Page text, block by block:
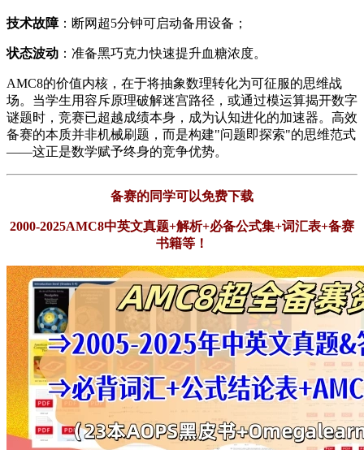
​技术故障​​：断网超5分钟可启动备用设备；
​状态波动​ ​：准备黑巧克力快速提升血糖浓度。
AMC8的价值内核，在于将抽象数理转化为可征服的思维战
场。当学生用容斥原理破解迷宫路径，或通过模运算揭开数字
谜题时，竞赛已超越成绩本身，成为认知进化的加速器。高效
备赛的本质并非机械刷题，而是构建"问题即探索"的思维范式
——这正是数学赋予终身的竞争优势。
备赛的同学可以免费下载
2000-2025AMC8中英文真题+解析+必备公式集+词汇表+备赛
书籍等！